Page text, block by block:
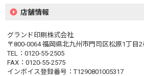
店舗情報
グランド印刷株式会社
〒800-0064 福岡県北九州市門司区松原1丁目2
TEL：0120-55-2505
FAX：0120-55-2575
インボイス登録番号：T1290801005317